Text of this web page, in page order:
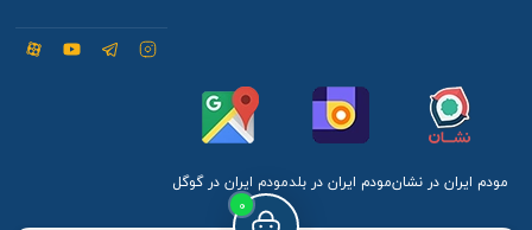
0
مودم ایران در نشانمودم ایران در بلدمودم ایران در گوگل